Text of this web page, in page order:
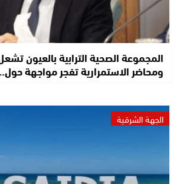
المجموعة الصحية الترابية بالعيون
ومحاضر الاستمرارية تفجر مواجهة
الجهة الشرقية